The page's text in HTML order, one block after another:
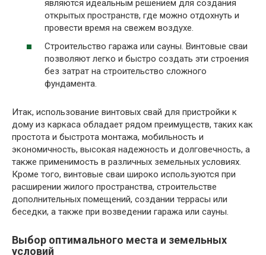
являются идеальным решением для создания
открытых пространств, где можно отдохнуть и
провести время на свежем воздухе.
Строительство гаража или сауны. Винтовые сваи
позволяют легко и быстро создать эти строения
без затрат на строительство сложного
фундамента.
Итак, использование винтовых свай для пристройки к
дому из каркаса обладает рядом преимуществ, таких как
простота и быстрота монтажа, мобильность и
экономичность, высокая надежность и долговечность, а
также применимость в различных земельных условиях.
Кроме того, винтовые сваи широко используются при
расширении жилого пространства, строительстве
дополнительных помещений, создании террасы или
беседки, а также при возведении гаража или сауны.
Выбор оптимального места и земельных
условий